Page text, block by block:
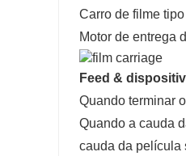
Carro de filme
Motor de entrega
Feed &
Quando terminar
Quando a cauda
cauda da película